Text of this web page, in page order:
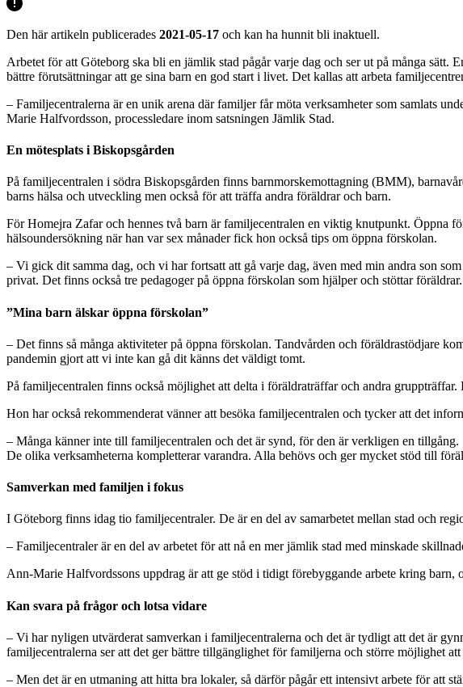
Den här artikeln publicerades 2021-05-17 och kan ha hunnit bli inaktuell.
Arbetet för att Göteborg ska bli en jämlik stad pågår varje dag och ser ut på många
bättre förutsättningar att ge sina barn en god start i livet. Det kallas att arbeta
– Familjecentralerna är en unik arena där familjer får möta verksamheter som samlats
Marie Halfvordsson, processledare inom satsningen Jämlik Stad.
En mötesplats i Biskopsgården
På familjecentralen i södra Biskopsgården finns barnmorskemottagning (BMM),
barns hälsa och utveckling men också för att träffa andra föräldrar och barn.
För Homejra Zafar och hennes två barn är familjecentralen en viktig knutpunkt. Öppna
hälsoundersökning när han var sex månader fick hon också tips om öppna förskolan.
– Vi gick dit samma dag, och vi har fortsatt att gå varje dag, även med min andra son
privat. Det finns också tre pedagoger på öppna förskolan som hjälper och stöttar
”Mina barn älskar öppna förskolan”
– Det finns så många aktiviteter på öppna förskolan. Tandvården och föräldrastödjare
pandemin gjort att vi inte kan gå dit känns det väldigt tomt.
På familjecentralen finns också möjlighet att delta i föräldraträffar och andra
Hon har också rekommenderat vänner att besöka familjecentralen och tycker att det
– Många känner inte till familjecentralen och det är synd, för den är verkligen en tillgång.
De olika verksamheterna kompletterar varandra. Alla behövs och ger mycket stöd till
Samverkan med familjen i fokus
I Göteborg finns idag tio familjecentraler. De är en del av samarbetet mellan stad och
– Familjecentraler är en del av arbetet för att nå en mer jämlik stad med minskade
Ann-Marie Halfvordssons uppdrag är att ge stöd i tidigt förebyggande arbete kring
Kan svara på frågor och lotsa vidare
– Vi har nyligen utvärderat samverkan i familjecentralerna och det är tydligt att det är
familjecentralerna ser att det ger bättre tillgänglighet för familjerna och större möjlighet
– Men det är en utmaning att hitta bra lokaler, så därför pågår ett intensivt arbete för att